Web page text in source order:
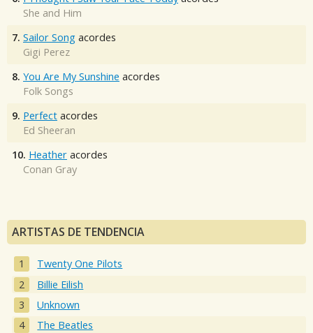
She and Him
7. Sailor Song acordes
Gigi Perez
8. You Are My Sunshine acordes
Folk Songs
9. Perfect acordes
Ed Sheeran
10. Heather acordes
Conan Gray
ARTISTAS DE TENDENCIA
Twenty One Pilots
Billie Eilish
Unknown
The Beatles